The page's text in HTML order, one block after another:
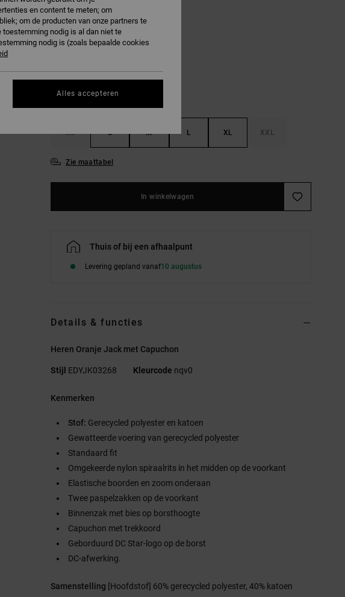
SALE ON SALE 25% EXTRA
KleurPicante
XS S M L XL XXL
Zie maattabel
In winkelwagen
Thuis of bij een afhaalpunt
Levering gepland vanaf10 augustus
Details & functies
Heren Oranje Jack met Capuchon
Stijl EDYJK03268 Kleurcode nqv0
Kenmerken
Stof: Gerecycled polyester en katoen
Gewatteerde voering van gerecycled polyester
Standaard fit
Omgekeerde nylon spiraalrits in het midden op de voorkant
Elastische boorden en zoom onderaan
Twee paspelzakken op de voorkant
Binnenzak met bies op borsthoogte
Capuchon met trekkoord
Geborduurd DC Star-logo op de borst
DC-afwerking.
Samenstelling [Hoofdstof] 60% gerecycled polyester, 40% katoen
en content te meten; om
om de producten van onze partners te
nodig is al dan niet te
nodig is (zoals bepaalde cookies
Alles accepteren